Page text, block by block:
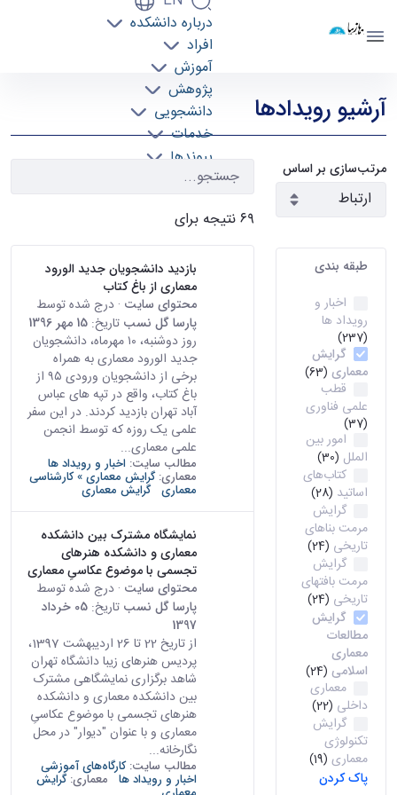
درباره دانشکده
آموزش
پژوهش
دانشجویی
خدمات
پیوندها
تماس با ما
رویدادها - دانشکده معماری arch
آرشیو رویدادها
مرتب‌سازی بر اساس
طبقه بندی
اخبار و
رویداد ها
(237)
گرایش
معماری (63)
قطب
علمی فناوری
(37)
امور بین
الملل (30)
کتاب‌های
اساتید (28)
گرایش
مرمت بناهای
تاریخی (24)
گرایش
مرمت بافتهای
تاریخی (24)
گرایش
مطالعات
معماری
اسلامی (24)
معماری
داخلی (22)
گرایش
تکنولوژی
معماری (19)
پاک کردن
۶۹ نتیجه برای
بازدید دانشجویان جدید الورود
معماری از باغ کتاب
محتوای سایت · درج شده توسط
پارسا گل نسب تاریخ:15 مهر 1396
روز دوشنبه، ۱۰ مهرماه، دانشجویان
جدید الورود معماری به همراه
برخی از دانشجویان ورودی ۹۵ از
باغ کتاب، واقع در تپه های عباس
آباد تهران بازدید کردند. در این سفر
علمی یک روزه که توسط انجمن
علمی معماری...
مطالب سایت: اخبار و رویداد ها
معماری:گرایش معماری » کارشناسی
معماری گرایش معماری
نمایشگاه مشترک بین دانشکده
معماری و دانشکده هنرهای
تجسمی با موضوع عکاسیِ معماری
محتوای سایت · درج شده توسط
پارسا گل نسب تاریخ:
05 خرداد
1397
از تاریخ 22 تا 26 اردیبهشت 1397،
پردیس هنرهای زیبا دانشگاه تهران
شاهد برگزاری نمایشگاهی مشترک
بین دانشکده معماری و دانشکده
هنرهای تجسمی با موضوع عکاسیِ
معماری و با عنوان "دیوار" در محل
نگارخانه...
مطالب سایت:کارگاه‌های آموزشی
اخبار و رویداد ها معماری:گرایش